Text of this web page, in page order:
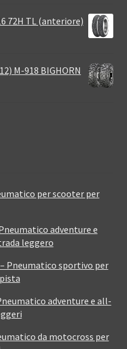
72H TL (anteriore)
M-918 BIGHORN
per scooter per
adventure e
leggero
Pneumatico sportivo per
adventure e all-
da motocross per